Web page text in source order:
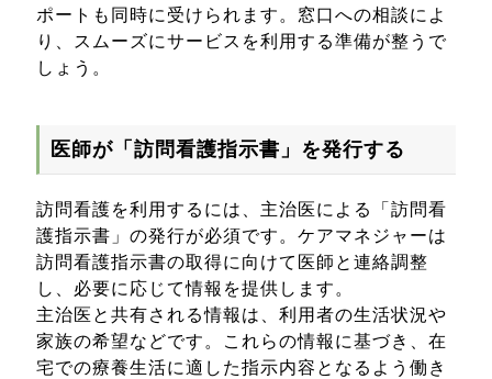
ポートも同時に受けられます。窓口への相談によ
り、スムーズにサービスを利用する準備が整うで
しょう。
医師が「訪問看護指示書」を発行する
訪問看護を利用するには、主治医による「訪問看
護指示書」の発行が必須です。ケアマネジャーは
訪問看護指示書の取得に向けて医師と連絡調整
し、必要に応じて情報を提供します。
主治医と共有される情報は、利用者の生活状況や
家族の希望などです。これらの情報に基づき、在
宅での療養生活に適した指示内容となるよう働き